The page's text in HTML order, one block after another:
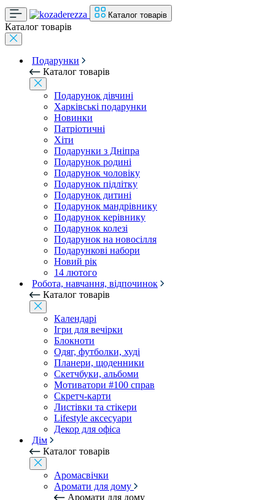
Каталог товарів
Каталог товарів
Подарунки
Каталог товарів
Подарунок дівчині
Харківські подарунки
Новинки
Патріотичні
Хіти
Подарунки з Дніпра
Подарунок родині
Подарунок чоловіку
Подарунок підлітку
Подарунок дитині
Подарунок мандрівнику
Подарунок керівнику
Подарунок колезі
Подарунок на новосілля
Подарункові набори
Новий рік
14 лютого
Робота, навчання, відпочинок
Каталог товарів
Календарі
Ігри для вечірки
Блокноти
Одяг, футболки, худі
Планери, щоденники
Скетчбуки, альбоми
Мотиватори #100 справ
Скретч-карти
Листівки та стікери
Lifestyle аксесуари
Декор для офіса
Дім
Каталог товарів
Аромасвічки
Аромати для дому
Аромати для дому